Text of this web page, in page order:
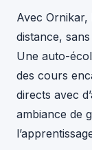
Avec Ornikar,
distance,
Une auto-
des cours
directs avec
ambiance de